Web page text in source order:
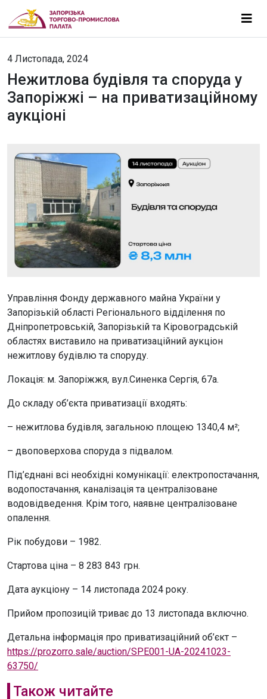
4 Листопада, 2024
Нежитлова будівля та споруда у
Запоріжжі – на приватизаційному
аукціоні
Управління Фонду державного майна України у
Запорізькій області Регіонального відділення по
Дніпропетровській, Запорізькій та Кіровоградській
областях виставило на приватизаційний аукціон
нежитлову будівлю та споруду.
Локація: м. Запоріжжя, вул.Синенка Сергія, 67а.
До складу об’єкта приватизації входять:
– нежитлова будівля, загальною площею 1340,4 м²;
– двоповерхова споруда з підвалом.
Під’єднані всі необхідні комунікації: електропостачання,
водопостачання, каналізація та централізоване
водовідведення. Крім того, наявне централізоване
опалення.
Рік побудови – 1982.
Стартова ціна – 8 283 843 грн.
Дата аукціону – 14 листопада 2024 року.
Прийом пропозицій триває до 13 листопада включно.
Детальна інформація про приватизаційний об’єкт –
https://prozorro.sale/auction/SPE001-UA-20241023-
63750/
Також читайте